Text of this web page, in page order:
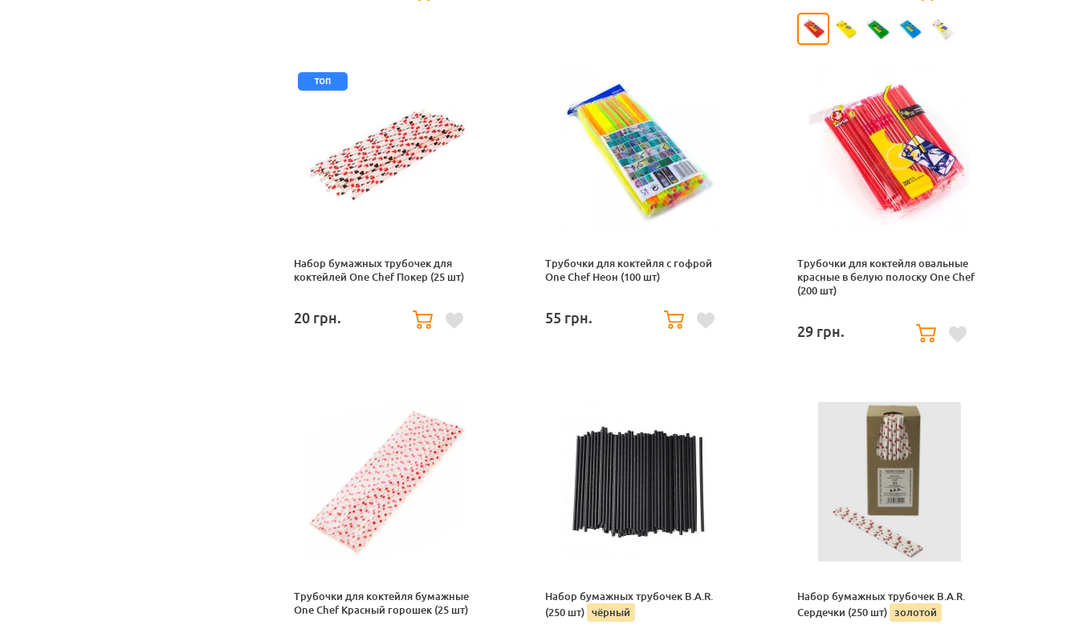
топ
Набор бумажных трубочек для
коктейлей One Chef Покер (25 шт)
20 грн.
Трубочки для коктейля с гофрой
One Chef Неон (100 шт)
55 грн.
Трубочки для коктейля овальные
красные в белую полоску One Chef
(200 шт)
29 грн.
Трубочки для коктейля бумажные
One Chef Красный горошек (25 шт)
Набор бумажных трубочек B.A.R.
(250 шт) чёрный
Набор бумажных трубочек B.A.R.
Сердечки (250 шт) золотой